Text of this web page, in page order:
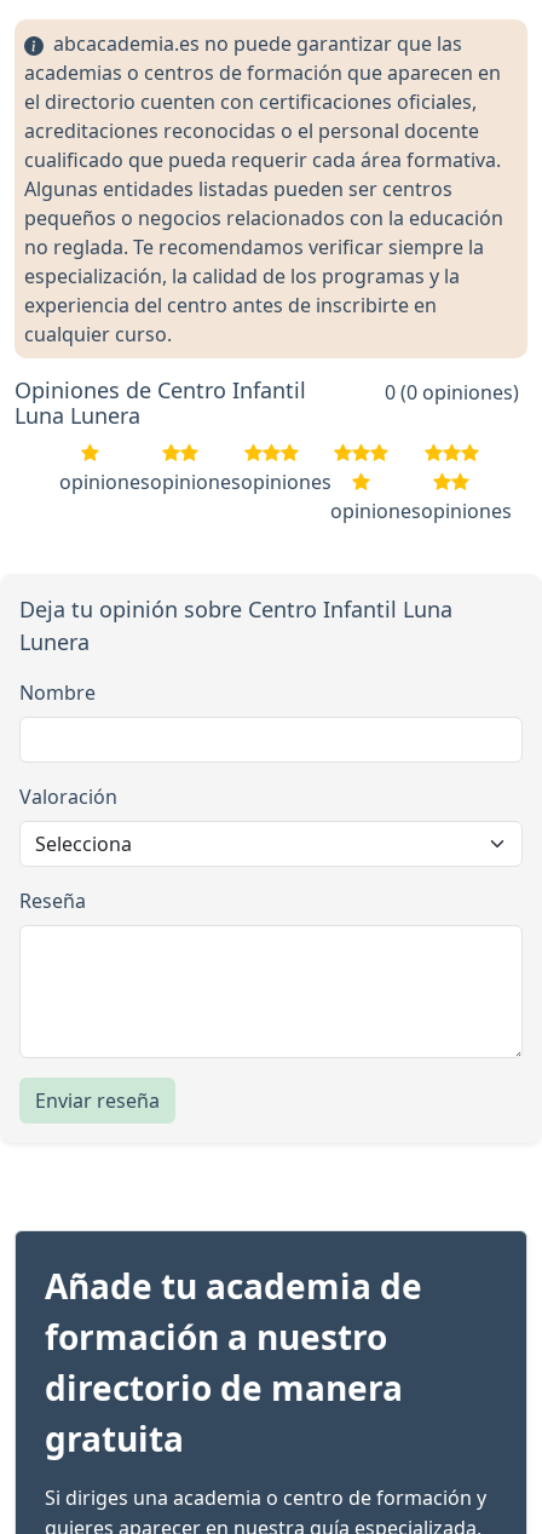
abcacademia.es no puede garantizar que las
academias o centros de formación que aparecen en
el directorio cuenten con certificaciones oficiales,
acreditaciones reconocidas o el personal docente
cualificado que pueda requerir cada área formativa.
Algunas entidades listadas pueden ser centros
pequeños o negocios relacionados con la educación
no reglada. Te recomendamos verificar siempre la
especialización, la calidad de los programas y la
experiencia del centro antes de inscribirte en
cualquier curso.
Opiniones de Centro Infantil
Luna Lunera
0 (0 opiniones)
opinionesopinionesopiniones
opinionesopiniones
Deja tu opinión sobre Centro Infantil Luna
Lunera
Nombre
Valoración
Reseña
Enviar reseña
Añade tu academia de
formación a nuestro
directorio de manera
gratuita
Si diriges una academia o centro de formación y
quieres aparecer en nuestra guía especializada,